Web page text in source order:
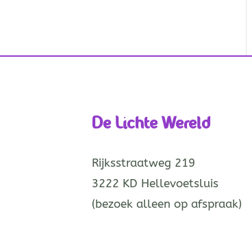
De Lichte Wereld
Rijksstraatweg 219
3222 KD Hellevoetsluis
(bezoek alleen op afspraak)